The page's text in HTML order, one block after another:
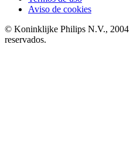
Aviso de cookies
© Koninklijke Philips N.V., 2004
reservados.